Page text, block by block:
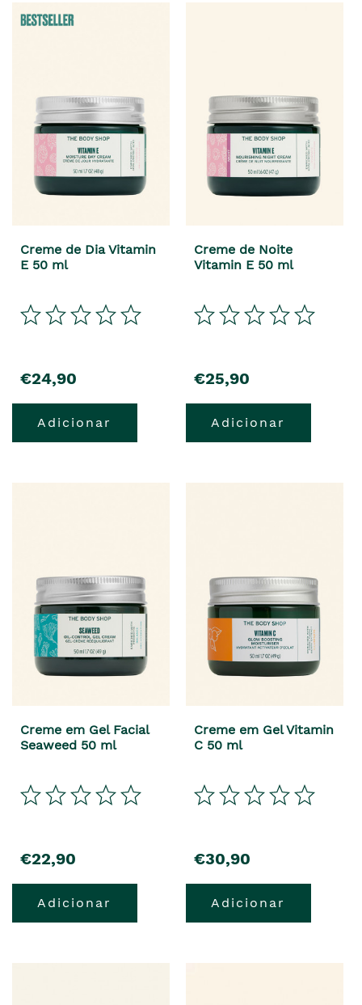
Creme de Dia Vitamin
E 50 ml
precio
€24,90
Adicionar
Creme de Noite
Vitamin E 50 ml
precio
€25,90
Adicionar
Creme em Gel Facial
Seaweed 50 ml
precio
€22,90
Adicionar
Creme em Gel Vitamin
C 50 ml
precio
€30,90
Adicionar